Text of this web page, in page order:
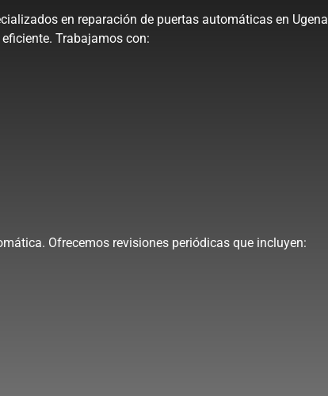
en reparación de puertas automáticas en Ugena
Trabajamos con:
Ofrecemos revisiones periódicas que incluyen: